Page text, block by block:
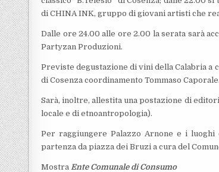
di CHINA INK, gruppo di giovani artisti che
Dalle ore 24.00 alle ore 2.00 la serata sarà
Partyzan Produzioni.
Previste degustazione di vini della Calabria a
di Cosenza coordinamento Tommaso Caporale.
Sarà, inoltre, allestita una postazione di
locale e di etnoantropologia).
Per raggiungere Palazzo Arnone e i
partenza da piazza dei Bruzi a cura del
MostraEnte Comunale di Consumo